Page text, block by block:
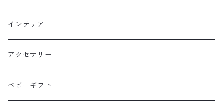
インテリア
アクセサリー
ベビーギフト